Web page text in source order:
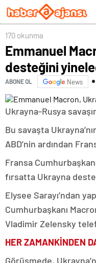
170 okunma
Emmanuel
desteğini
ABONE OL News
Ukrayna-Rusya
Bu savaşta
ABD’nin ardından
Fransa
fırsatta Ukrayna
Elysee Sarayı’ndan
Cumhurbaşkanı
Vladimir Zelensky
HER ZAMANKİNDEN
Görüşmede,